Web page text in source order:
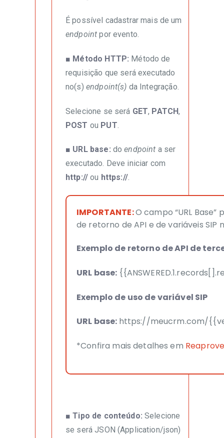
É possível cadastrar mais de um
endpoint por evento.
■ Método HTTP: Método de
requisição que será executado
no(s) endpoint(s) da Integração.
Selecione se será GET, PATCH,
POST ou PUT
■ URL base: doendpoint a ser
executado. Deve iniciar com
http:// ou https://.
IMPORTANTE:O campo “URL
de retorno de API e de variáveis SIP
Exemplo de retorno de API de
URL base:
Exemplo de uso de variável SIP
URL base: https://meucrm.com/
*Confira mais detalhes em
■ Tipo de conteúdo: Selecione
se será JSON (Application/json)